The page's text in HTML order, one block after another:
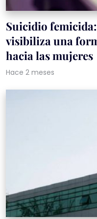
Suicidio
visibiliza una
hacia las mujeres
Hace 2 meses